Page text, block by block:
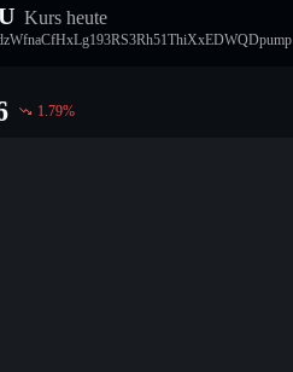
Kurs heute
1.79%